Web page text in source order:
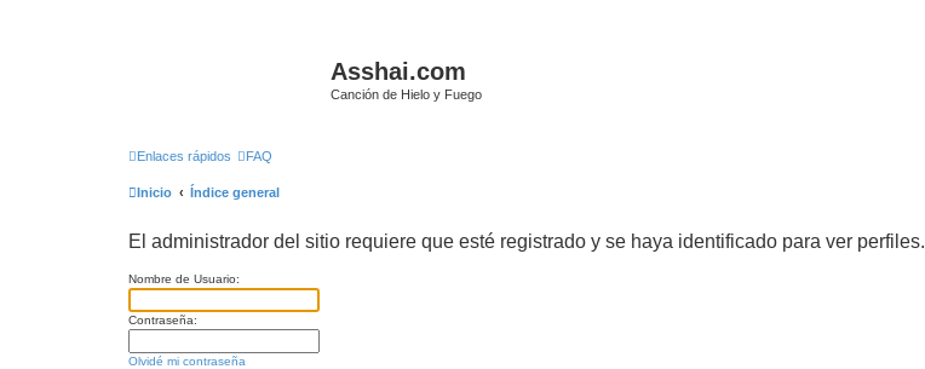
Asshai.com
Canción de Hielo y Fuego
Enlaces rápidos FAQ
Inicio Índice general
El administrador del sitio requiere que esté registrado y se haya identificado para ver perfiles.
Nombre de Usuario:
Contraseña:
Olvidé mi contraseña